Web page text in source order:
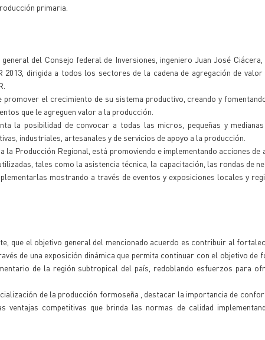
primaria.
del Consejo federal de Inversiones, ingeniero Juan José
dirigida a todos los sectores de la cadena de agregación de
el crecimiento de su sistema productivo, creando y
que le agreguen valor a la producción.
la posibilidad de convocar a todas las micros, pequeñas y
industriales, artesanales y de servicios de apoyo a la producción.
Producción Regional, está promoviendo e implementando acciones de
tales como la asistencia técnica, la capacitación, las rondas de
mostrando a través de eventos y exposiciones locales y
que el objetivo general del mencionado acuerdo es contribuir al
de una exposición dinámica que permita continuar con el objetivo de
de la región subtropical del país, redoblando esfuerzos para
de la producción formoseña , destacar la importancia de
competitivas que brinda las normas de calidad